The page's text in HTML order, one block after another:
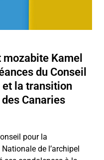
Kamel
du Conseil
la transition
Canaries
pour la
de l’archipel